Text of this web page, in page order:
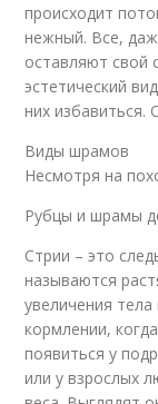
происходит
нежный. Все,
оставляют свой
эстетический
них избавиться.
Виды шрамов
Несмотря на
Рубцы и шрамы
Стрии – это
называются
увеличения
кормлении,
появиться у
или у взрослых